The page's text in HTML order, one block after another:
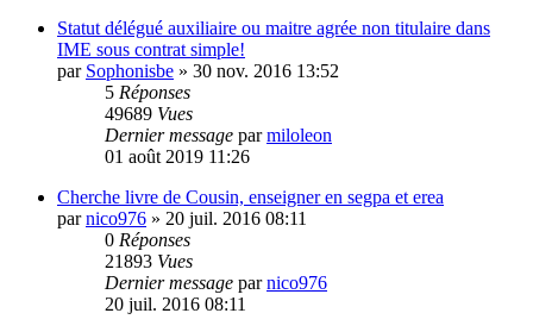
Statut délégué auxiliaire ou maitre agrée non titulaire dans
IME sous contrat simple!
par Sophonisbe » 30 nov. 2016 13:52
5 Réponses
49689 Vues
Dernier message parmiloleon
01 août 2019 11:26
Cherche livre de Cousin, enseigner en segpa et erea
parnico976 » 20 juil. 2016 08:11
0 Réponses
21893 Vues
Dernier message parnico976
20 juil. 2016 08:11